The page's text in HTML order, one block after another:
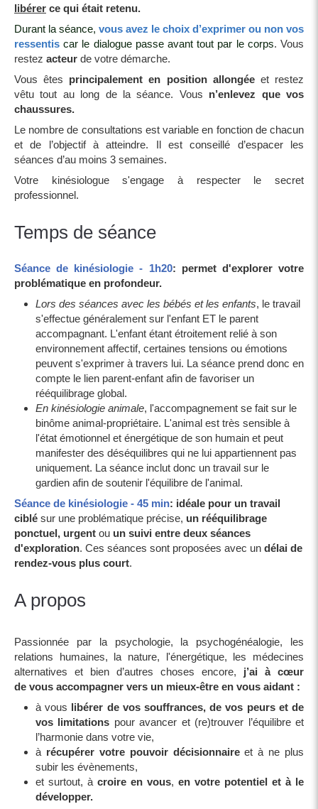
libérer ce qui était retenu.
Durant la séance, vous avez le choix d’exprimer ou non vos
ressentis car le dialogue passe avant tout par le corps. Vous
restez acteur de votre démarche.
Vous êtes principalement en position allongéeet restez
vêtu tout au long de la séance. Vous n’enlevez que vos
chaussures.
Le nombre de consultations est variable en fonction de chacun
et de l’objectif à atteindre. Il est conseillé d’espacer les
séances d’au moins 3 semaines.
Votre kinésiologue s'engage à respecter le secret
professionnel.
Temps de séance
Séance de kinésiologie - 1h20: permet d'explorer votre
problématique en profondeur.
Lors des séances avec les bébés et les enfants, le travail
s'effectue généralement sur l'enfant ET le parent
accompagnant. L'enfant étant étroitement relié à son
environnement affectif, certaines tensions ou émotions
peuvent s'exprimer à travers lui. La séance prend donc en
compte le lien parent-enfant afin de favoriser un
rééquilibrage global.
En kinésiologie animale, l'accompagnement se fait sur le
binôme animal-propriétaire. L'animal est très sensible à
l'état émotionnel et énergétique de son humain et peut
manifester des déséquilibres qui ne lui appartiennent pas
uniquement. La séance inclut donc un travail sur le
gardien afin de soutenir l'équilibre de l'animal.
Séance de kinésiologie - 45 min: idéale pour un travail
ciblé sur une problématique précise, un rééquilibrage
ponctuel, urgent ou un suivi entre deux séances
d'exploration. Ces séances sont proposées avec un délai de
rendez-vous plus court.
A propos
Passionnée par la psychologie, la psychogénéalogie, les
relations humaines, la nature, l'énergétique, les médecines
alternatives et bien d’autres choses encore, j’ai à cœur
de vous accompagner vers un mieux-être en vous aidant :
à vous libérer de vos souffrances, de vos peurs et de
vos limitations pour avancer et (re)trouver l’équilibre et
l’harmonie dans votre vie,
à récupérer votre pouvoir décisionnaireet à ne plus
subir les évènements,
et surtout, à croire en vous, en votre potentiel et à le
développer.